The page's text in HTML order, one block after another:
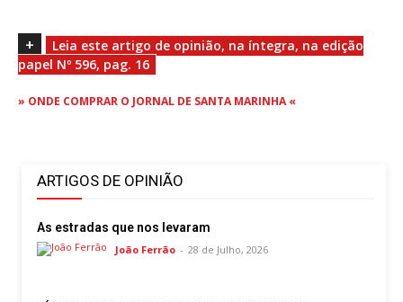
COLUNISTAS do JSM
Publicidade
Voz da Solidariedade
+
Leia este artigo de opinião, na íntegra, na edição
papel Nº 596, pag. 16
» ONDE COMPRAR O JORNAL DE SANTA MARINHA «
ARTIGOS DE OPINIÃO
As estradas que nos levaram
João Ferrão - 28 de Julho, 2026